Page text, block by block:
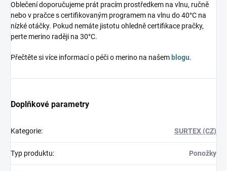
Oblečení doporučujeme prát pracím prostředkem na vlnu, ručně
nebo v pračce s certifikovaným programem na vlnu do 40°C na
nízké otáčky. Pokud nemáte jistotu ohledně certifikace pračky,
perte merino raději na 30°C.
Přečtěte si více informací o péči o merino na našem blogu.
Doplňkové parametry
Kategorie: SURTEX (CZ)
Typ produktu: Ponožky